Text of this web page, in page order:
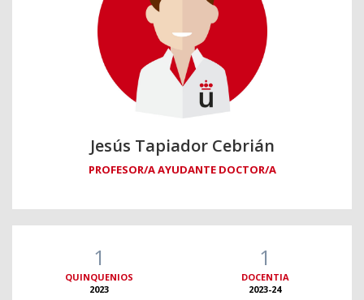
Jesús Tapiador Cebrián
PROFESOR/A AYUDANTE DOCTOR/A
1
QUINQUENIOS
2023
1
DOCENTIA
2023-24